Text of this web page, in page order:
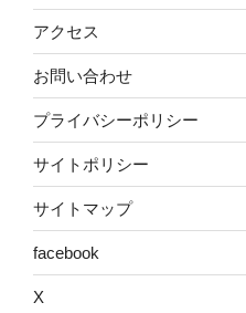
アクセス
お問い合わせ
プライバシーポリシー
サイトポリシー
サイトマップ
facebook
X